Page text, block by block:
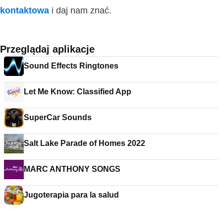
kontaktowa i daj nam znać.
Przeglądaj aplikacje
Sound Effects Ringtones
Let Me Know: Classified App
SuperCar Sounds
Salt Lake Parade of Homes 2022
MARC ANTHONY SONGS
Jugoterapia para la salud